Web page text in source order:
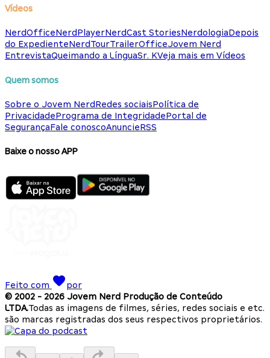
Vídeos
NerdOfficeNerdPlayerNerdCast StoriesNerdologiaDepois
do ExpedienteNerdTourTrailerOfficeJovem Nerd
EntrevistaQueimando a LínguaSr. KVeja mais em Vídeos
Quem somos
Sobre o Jovem NerdRedes sociaisPolítica de
PrivacidadePrograma de IntegridadePortal de
SegurançaFale conoscoAnuncieRSS
Baixe o nosso APP
Feito com
por
© 2002 - 2026 Jovem Nerd Produção de Conteúdo
LTDA.Todas as imagens de filmes, séries, redes sociais e etc.
são marcas registradas dos seus respectivos proprietários.